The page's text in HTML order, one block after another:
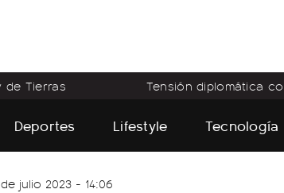
de Tierras Tensión diplomática
Deportes Lifestyle Tecnología
julio 2023 - 14:06